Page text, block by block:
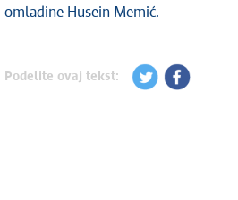
omladine Husein Memić.
Podelite ovaj tekst: